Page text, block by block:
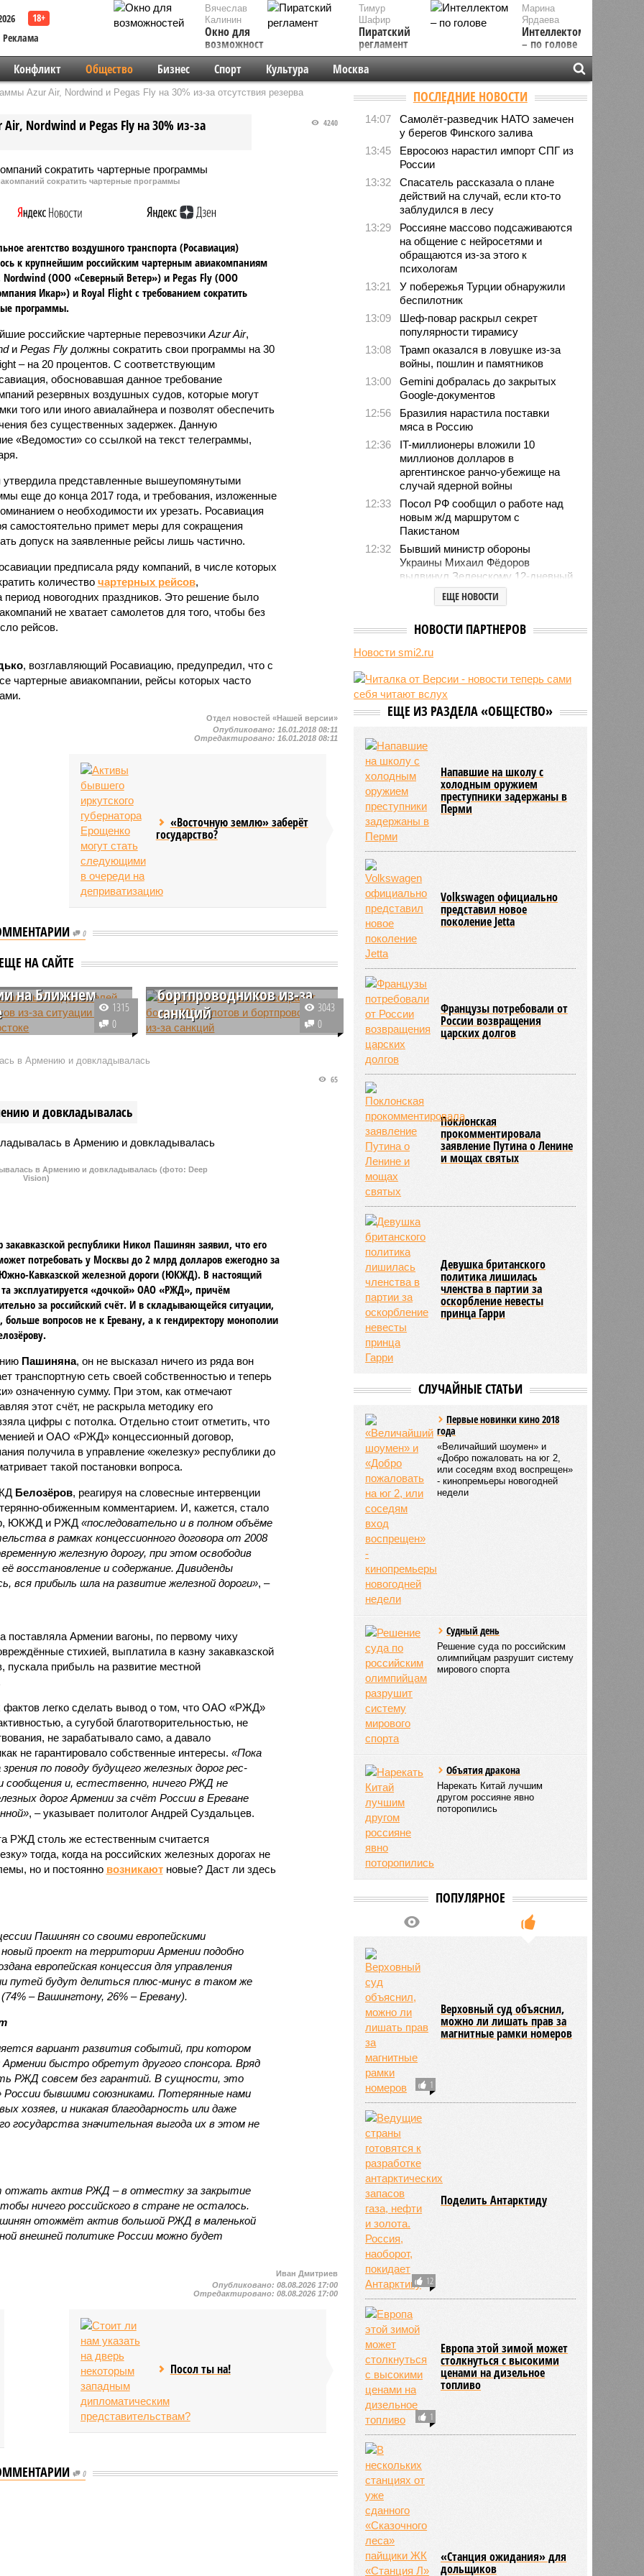
Реклама
Вячеслав
Калинин
Окно для
возможностей
Марина
Ярдаева
Интеллектом
– по голове
Тимур
Шафир
Пиратский
регламент
Конфликт Общество Бизнес Спорт Культура Москва
Azur Air, Nordwind и Pegas Fly на 30% из-за отсутствия резерва
Nordwind и Pegas Fly на 30% из-за 4240
сократить чартерные программы
агентство воздушного транспорта (Росавиация)
к крупнейшим российским чартерным авиакомпаниям
Nordwind (ООО «Северный Ветер») и Pegas Fly (ООО
Икар») и Royal Flight с требованием сократить
программы.
российские чартерные перевозчики Azur Air,
и Pegas Flyдолжны сократить свои программы на 30
– на 20 процентов. С соответствующим
обосновавшая данное требование
резервных воздушных судов, которые могут
того или иного авиалайнера и позволят обеспечить
без существенных задержек. Данную
«Ведомости» со ссылкой на текст телеграммы,
представленные вышеупомянутыми
еще до конца 2017 года, и требования, изложенные
о необходимости их урезать. Росавиация
самостоятельно примет меры для сокращения
допуск на заявленные рейсы лишь частично.
предписала ряду компаний, в числе которых
количество чартерных рейсов,
период новогодних праздников. Это решение было
не хватает самолетов для того, чтобы без
рейсов.
, возглавляющий Росавиацию, предупредил, что с
чартерные авиакомпании, рейсы которых часто
Отдел новостей «Нашей версии»
Опубликовано: 16.01.2018 08:11
Отредактировано: 16.01.2018 08:11
«Восточную землю» заберёт
государство?
0
ЕЩЕ НА САЙТЕ
без
для
из-за
на Ближнем
Air столкнулась с
в Иран на ремонт
передали на
1315
0
Авиакомпания Azur Air
сократит более 130
бортпроводников из-за
санкций
Крупнейший отечественный
антироссийскими санкциями.
3043
0
в Армению и довкладывалась
и довкладывалась
65
в Армению и довкладывалась (фото: Deep
Vision)
закавказской республики Никол Пашинян заявил, что его
потребовать у Москвы до 2 млрд долларов ежегодно за
Кавказской железной дороги (ЮКЖД). В настоящий
эксплуатируется «дочкой» ОАО «РЖД», причём
за российский счёт. И в складывающейся ситуации,
больше вопросов не к Еревану, а к гендиректору монополии
Пашиняна, он не высказал ничего из ряда вон
транспортную сеть своей собственностью и теперь
означенную сумму. При этом, как отмечают
этот счёт, не раскрыла методику его
цифры с потолка. Отдельно стоит отметить, что
и ОАО «РЖД» концессионный договор,
получила в управление «железку» республики до
такой постановки вопроса.
Белозёров, реагируя на словесные интервенции
обиженным комментарием. И, кажется, стало
ЮКЖД и РЖД «последовательно и в полном объёме
в рамках концессионного договора от 2008
железную дорогу, при этом освободив
восстановление и содержание. Дивиденды
вся прибыль шла на развитие железной дороги», –
поставляла Армении вагоны, по первому чиху
стихией, выплатила в казну закавказской
пускала прибыль на развитие местной
фактов легко сделать вывод о том, что ОАО «РЖД»
а сугубой благотворительностью, не
не зарабатывало само, а давало
не гарантировало собственные интересы. «Пока
по поводу будущего железных дорог рес­
сообщения и, естественно, ничего РЖД не
дорог Армении за счёт России в Ереване
, – указывает политолог Андрей Суздальцев.
РЖД столь же естественным считается
тогда, когда на российских железных дорогах не
но и постоянно возникаютновые? Даст ли здесь
Пашинян со своими европейскими
проект на территории Армении подобно
европейская концессия для управления
путей будут делиться плюс-минус в таком же
– Вашингтону, 26% – Еревану).
вариант развития событий, при котором
быстро обретут другого спонсора. Вряд
РЖД совсем без гарантий. В сущности, это
России бывшими союзниками. Потерянные нами
хозяев, и никакая благодарность или даже
государства значительная выгода их в этом не
отжать актив РЖД – в отместку за закрытие
ничего российского в стране не осталось.
отожмёт актив большой РЖД в маленькой
внешней политике России можно будет
Иван Дмитриев
Опубликовано:08.08.2026 17:00
Отредактировано:08.08.2026 17:00
Посол ты на!
0
ПОСЛЕДНИЕ НОВОСТИ
14:07
Самолёт-разведчик НАТО замечен
у берегов Финского залива
13:45
Евросоюз нарастил импорт СПГ из
России
13:32
Спасатель рассказала о плане
действий на случай, если кто-то
заблудился в лесу
13:29
Россияне массово подсаживаются
на общение с нейросетями и
обращаются из-за этого к
психологам
13:21
У побережья Турции обнаружили
беспилотник
13:09
Шеф-повар раскрыл секрет
популярности тирамису
13:08
Трамп оказался в ловушке из-за
войны, пошлин и памятников
13:00
Gemini добралась до закрытых
Google-документов
12:56
Бразилия нарастила поставки
мяса в Россию
12:36
IT-миллионеры вложили 10
миллионов долларов в
аргентинское ранчо-убежище на
случай ядерной войны
12:33
Посол РФ сообщил о работе над
новым ж/д маршрутом с
Пакистаном
12:32
Бывший министр обороны
Украины Михаил Фёдоров
выдвинул Зеленскому 12-дневный
ультиматум
Удары США лишь замедлили
блогер передумал из-за реакции
11:43
Итальянские аграрии забили
тревогу из-за засухи
ЕЩЕ НОВОСТИ
НОВОСТИ ПАРТНЕРОВ
Новости smi2.ru
ЕЩЕ ИЗ РАЗДЕЛА «ОБЩЕСТВО»
Напавшие на школу с
холодным оружием
преступники задержаны в
Перми
Volkswagen официально
представил новое
поколение Jetta
Французы потребовали от
России возвращения
царских долгов
Поклонская
прокомментировала
заявление Путина о Ленине
и мощах святых
Девушка британского
политика лишилась
членства в партии за
оскорбление невесты
принца Гарри
СЛУЧАЙНЫЕ СТАТЬИ
Первые новинки кино 2018
года
«Величайший шоумен» и
«Добро пожаловать на юг 2,
или соседям вход воспрещен»
- кинопремьеры новогодней
недели
Судный день
Решение суда по российским
олимпийцам разрушит систему
мирового спорта
Объятия дракона
Нарекать Китай лучшим
другом россияне явно
поторопились
ПОПУЛЯРНОЕ
1
Верховный суд объяснил,
можно ли лишать прав за
магнитные рамки номеров
12
Поделить Антарктиду
1
Европа этой зимой может
столкнуться с высокими
ценами на дизельное
топливо
«Станция ожидания» для
дольщиков